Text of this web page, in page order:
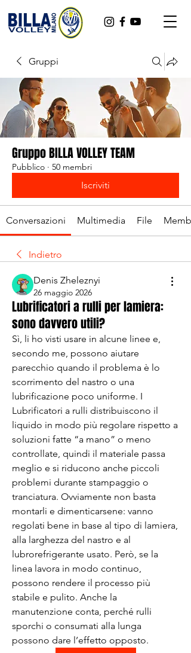
Gruppi
Gruppo BILLA VOLLEY TEAM
Pubblico · 50 membri
Iscriviti
Conversazioni Multimedia File Membri
Indietro
Denis Zheleznyi
26 maggio 2026
Lubrificatori a rulli per lamiera:
sono davvero utili?
Sì, li ho visti usare in alcune linee e,
secondo me, possono aiutare
parecchio quando il problema è lo
scorrimento del nastro o una
lubrificazione poco uniforme. I
Lubrificatori a rulli distribuiscono il
liquido in modo più regolare rispetto a
soluzioni fatte “a mano” o meno
controllate, quindi il materiale passa
meglio e si riducono anche piccoli
problemi durante stampaggio o
tranciatura. Ovviamente non basta
montarli e dimenticarsene: vanno
regolati bene in base al tipo di lamiera,
alla larghezza del nastro e al
lubrorefrigerante usato. Però, se la
linea lavora in modo continuo,
possono rendere il processo più
stabile e pulito. Anche la
manutenzione conta, perché rulli
sporchi o consumati alla lunga
possono dare l’effetto opposto.